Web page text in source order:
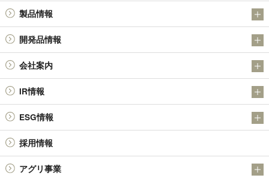
お知らせ
IR
製品情報
アンチモン製品
金属粉末製品（日本アトマイズ加工株式会社）
その他の製品
技術情報
開発品情報
日本精鉱（株）の金属硫化物SULMICSシリーズの開発について
日本精鉱（株）の四酸化アンチモン
会社案内
会社概要
社長メッセージ
基本理念・経営理念
役員体制
会社沿革
IR情報
決算短信
有価証券報告書 / 半期報告書 / 四半期報告書
株主総会
報告書 / 中間報告書 / 株主アンケート
ESG情報
品質環境方針
環境への取り組み
社会貢献活動
採用情報
アグリ事業